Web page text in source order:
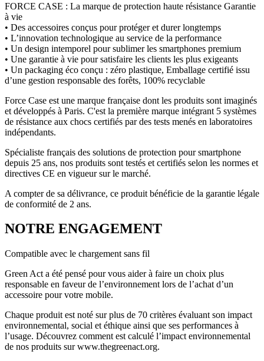
FORCE CASE : La marque de protection haute résistance Garantie
à vie
• Des accessoires conçus pour protéger et durer longtemps
• L’innovation technologique au service de la performance
• Un design intemporel pour sublimer les smartphones premium
• Une garantie à vie pour satisfaire les clients les plus exigeants
• Un packaging éco conçu : zéro plastique, Emballage certifié issu
d’une gestion responsable des forêts, 100% recyclable
Force Case est une marque française dont les produits sont imaginés
et développés à Paris. C'est la première marque intégrant 5 systèmes
de résistance aux chocs certifiés par des tests menés en laboratoires
indépendants.
Spécialiste français des solutions de protection pour smartphone
depuis 25 ans, nos produits sont testés et certifiés selon les normes et
directives CE en vigueur sur le marché.
A compter de sa délivrance, ce produit bénéficie de la garantie légale
de conformité de 2 ans.
NOTRE ENGAGEMENT
Compatible avec le chargement sans fil
Green Act a été pensé pour vous aider à faire un choix plus
responsable en faveur de l’environnement lors de l’achat d’un
accessoire pour votre mobile.
Chaque produit est noté sur plus de 70 critères évaluant son impact
environnemental, social et éthique ainsi que ses performances à
l’usage. Découvrez comment est calculé l’impact environnemental
de nos produits sur www.thegreenact.org.